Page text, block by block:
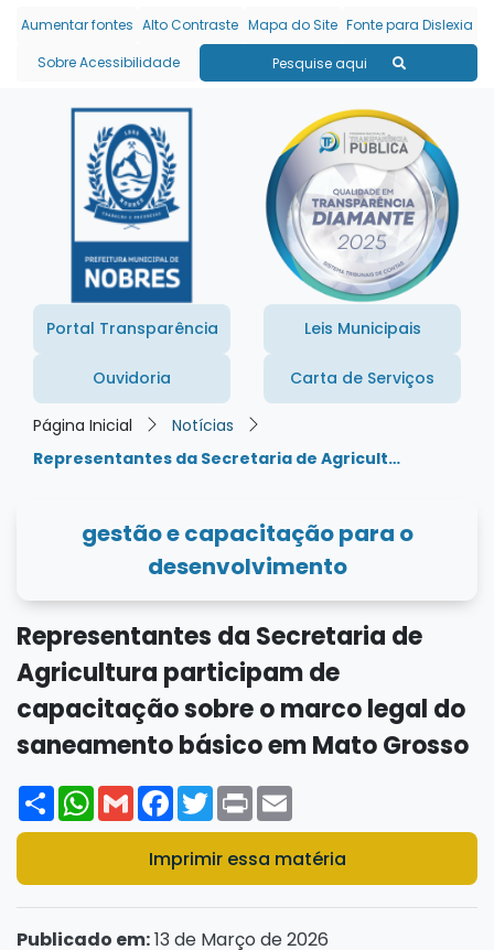
Seção de atalhos e
Ir para o conteúdo [alt+1]
Ir para o menu [alt+2]
Ir para a busca [alt+3]
Ir para o rodapé [alt+4]
Aumentar fontes Alto Contraste Mapa do Site Fonte para Dislexia
Sobre Acessibilidade
Pesquise aqui
Portal Transparência Leis Municipais
Ouvidoria Carta de Serviços
Página Inicial
Notícias
Representantes da Secretaria de Agricult…
gestão e capacitação para o
desenvolvimento
Representantes da Secretaria de
Agricultura participam de
capacitação sobre o marco legal do
saneamento básico em Mato Grosso
ShareWhatsApp
GmailFacebook
Twitter
Print
Imprimir essa matéria
Publicado em:13 de Março de 2026